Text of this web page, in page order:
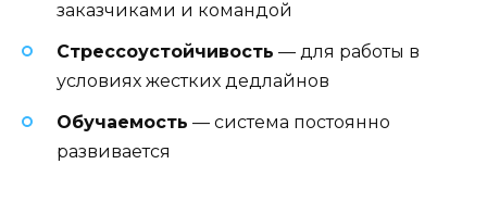
заказчиками и командой
Стрессоустойчивость — для работы в
условиях жестких дедлайнов
Обучаемость — система постоянно
развивается